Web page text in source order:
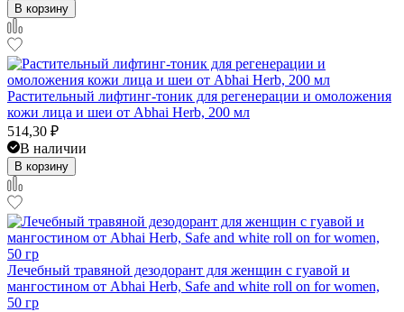
В корзину
Растительный лифтинг-тоник для регенерации и омоложения
кожи лица и шеи от Abhai Herb, 200 мл
514,30 ₽
В наличии
В корзину
Лечебный травяной дезодорант для женщин с гуавой и
мангостином от Abhai Herb, Safe and white roll on for women,
50 гр